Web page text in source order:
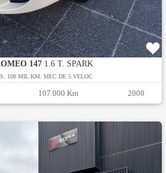
147 1.6 T. SPARK
108 MIL KM. MEC DE 5 VELOC
107.000 Km 2008